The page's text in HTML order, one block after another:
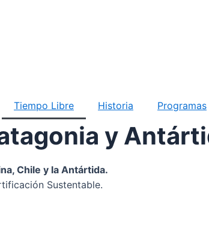
Tiempo Libre Historia Programas
y
Chile y la Antártida.
Sustentable.